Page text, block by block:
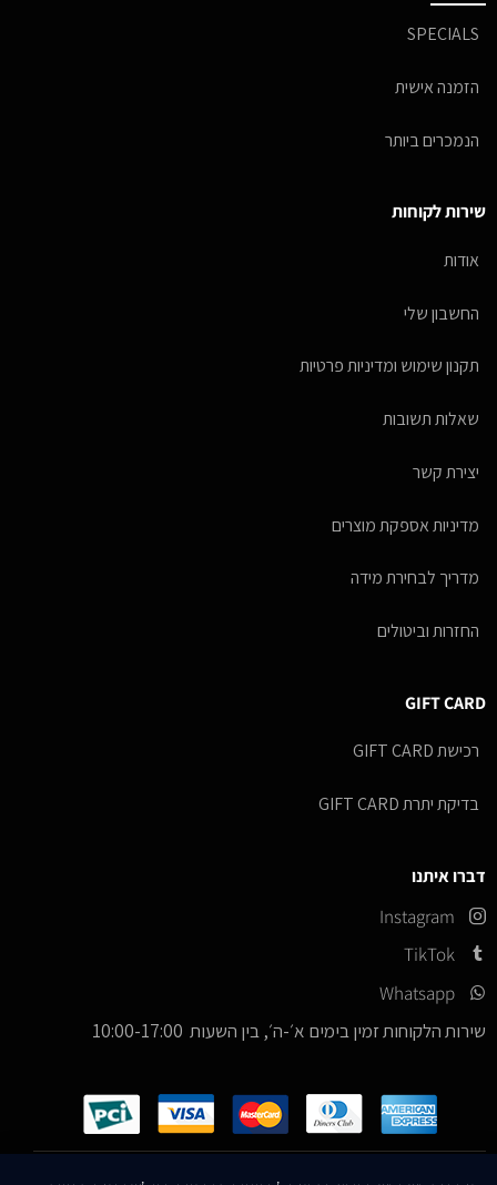
SPECIALS
הזמנה אישית
הנמכרים ביותר
שירות לקוחות
אודות
החשבון שלי
תקנון שימוש ומדיניות פרטיות
שאלות תשובות
יצירת קשר
מדיניות אספקת מוצרים
מדריך לבחירת מידה
החזרות וביטולים
GIFT CARD
רכישת GIFT CARD
בדיקת יתרת GIFT CARD
דברו איתנו
Instagram
TikTok
Whatsapp
שירות הלקוחות זמין בימים א׳-ה׳, בין השעות 10:00-17:00
כל הזכויות שמורות – ICE Sneakers © 2026